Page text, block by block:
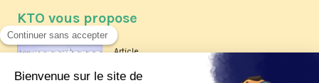
KTO vous propose
Article
Les reportages d'été 2026 de KTO